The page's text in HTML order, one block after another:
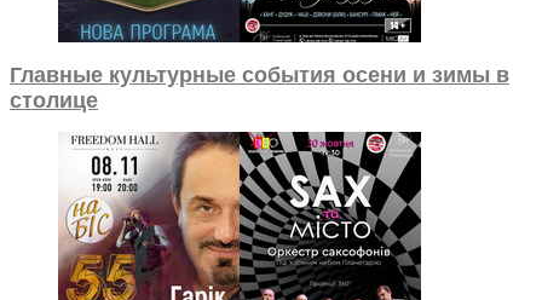
Главные культурные события осени и зимы в
столице